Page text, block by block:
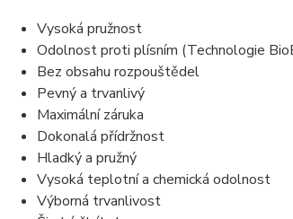
Vysoká pružnost
Odolnost proti plísním (Technologie
Bez obsahu rozpouštědel
Pevný a trvanlivý
Maximální záruka
Dokonalá přídržnost
Hladký a pružný
Vysoká teplotní a chemická odolnost
Výborná trvanlivost